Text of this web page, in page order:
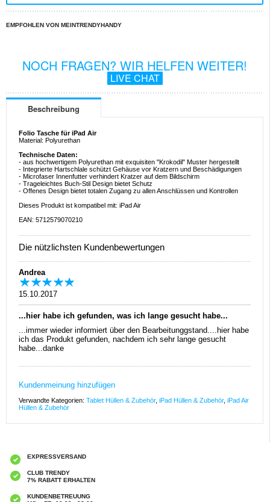
EMPFOHLEN VON MEINTRENDYHANDY
NOCH FRAGEN? WIR HELFEN WEITER!
LIVE CHAT
Beschreibung
Folio Tasche für iPad Air
Material: Polyurethan
Technische Daten:
- aus hochwertigem Polyurethan mit exquisiten "Krokodil" Muster hergestellt
- Integrierte Hartschlale schützt Gehäuse vor Kratzern und Beschädigungen
- Microfaser Innenfutter verhindert Kratzer auf dem Bildschirm
- Trageleichtes Buch-Stil Design bietet Schutz
- Offenes Design bietet totalen Zugang zu allen Anschlüssen und Kontrollen
Dieses Produkt ist kompatibel mit: iPad Air
EAN: 5712579070210
Die nützlichsten Kundenbewertungen
Andrea
15.10.2017
...hier habe ich gefunden, was ich lange gesucht habe...
...immer wieder informiert über den Bearbeitunggstand....hier habe
ich das Produkt gefunden, nachdem ich sehr lange gesucht
habe...danke
Kundenmeinung hinzufügen
Verwandte Kategorien: Tablet Hüllen & Zubehör, iPad Hüllen & Zubehör, iPad Air
Hüllen & Zubehör
EXPRESSVERSAND
CLUB TRENDY
7% RABATT ERHALTEN
KUNDENBETREUUNG